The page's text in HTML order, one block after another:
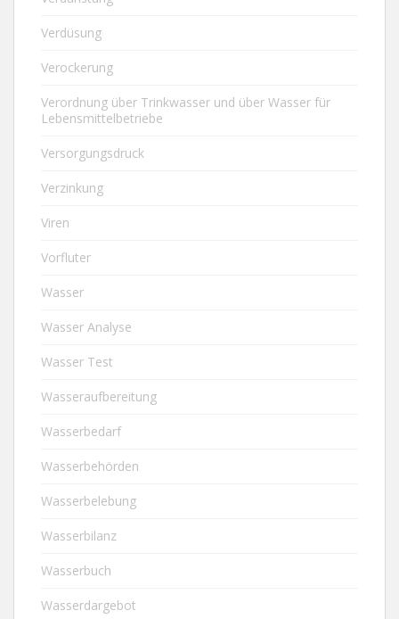
Verdüsung
Verockerung
Verordnung über Trinkwasser und über Wasser für
Lebensmittelbetriebe
Versorgungsdruck
Verzinkung
Viren
Vorfluter
Wasser
Wasser Analyse
Wasser Test
Wasseraufbereitung
Wasserbedarf
Wasserbehörden
Wasserbelebung
Wasserbilanz
Wasserbuch
Wasserdargebot